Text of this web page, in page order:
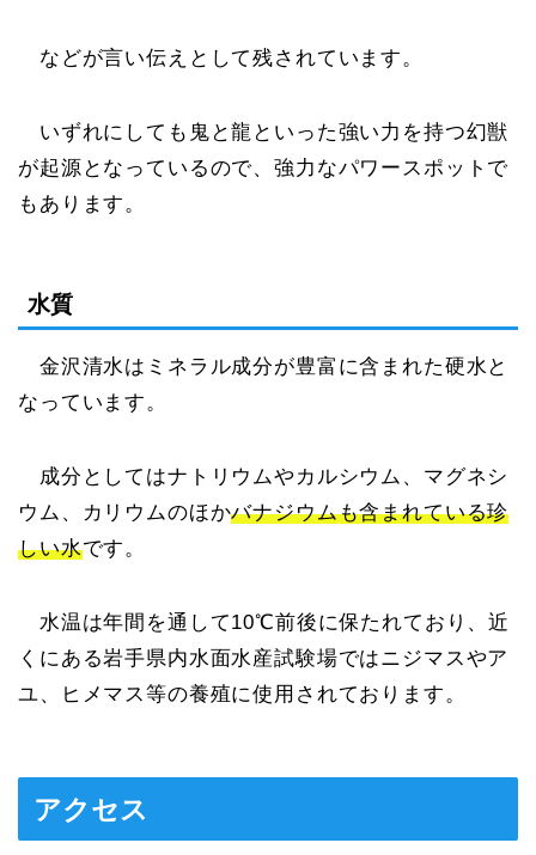
などが言い伝えとして残されています。
いずれにしても鬼と龍といった強い力を持つ幻獣
が起源となっているので、強力なパワースポットで
もあります。
水質
金沢清水はミネラル成分が豊富に含まれた硬水と
なっています。
成分としてはナトリウムやカルシウム、マグネシ
ウム、カリウムのほかバナジウムも含まれている珍
しい水です。
水温は年間を通して10℃前後に保たれており、近
くにある岩手県内水面水産試験場ではニジマスやア
ユ、ヒメマス等の養殖に使用されております。
アクセス